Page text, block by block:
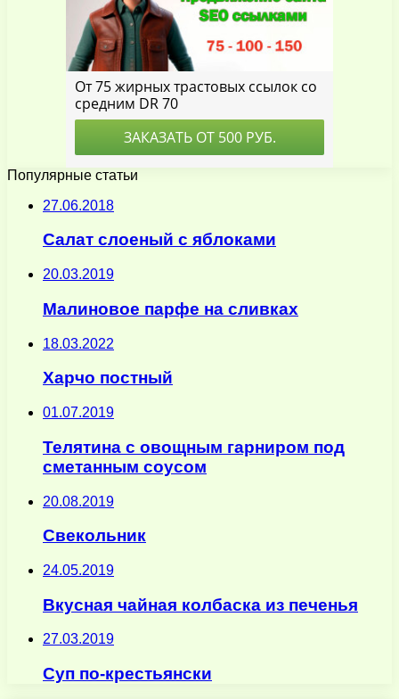
Популярные статьи
27.06.2018
Салат слоеный с яблоками
20.03.2019
Малиновое парфе на сливках
18.03.2022
Харчо постный
01.07.2019
Телятина с овощным гарниром под
сметанным соусом
20.08.2019
Свекольник
24.05.2019
Вкусная чайная колбаска из печенья
27.03.2019
Суп по-крестьянски